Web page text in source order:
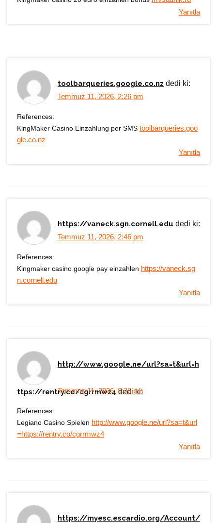
Yanıtla
toolbarqueries.google.co.nz dedi ki:
Temmuz 11, 2026, 2:26 pm
References:
KingMaker Casino Einzahlung per SMS toolbarqueries.goo
gle.co.nz
Yanıtla
https://vaneck.sgn.cornell.edu dedi ki:
Temmuz 11, 2026, 2:46 pm
References:
Kingmaker casino google pay einzahlen https://vaneck.sg
n.cornell.edu
Yanıtla
http://www.google.ne/url?sa=t&url=h
ttps://rentry.co/cgrrmwz4 dedi ki:
Temmuz 11, 2026, 8:26 pm
References:
Legiano Casino Spielen http://www.google.ne/url?sa=t&url
=https://rentry.co/cgrrmwz4
Yanıtla
https://myesc.escardio.org/Account/